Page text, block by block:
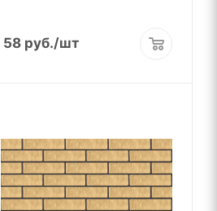
58 руб./шт